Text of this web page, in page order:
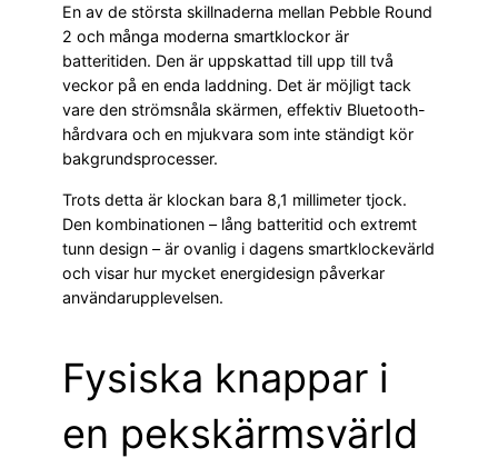
En av de största skillnaderna mellan Pebble Round
2 och många moderna smartklockor är
batteritiden. Den är uppskattad till upp till två
veckor på en enda laddning. Det är möjligt tack
vare den strömsnåla skärmen, effektiv Bluetooth-
hårdvara och en mjukvara som inte ständigt kör
bakgrundsprocesser.
Trots detta är klockan bara 8,1 millimeter tjock.
Den kombinationen – lång batteritid och extremt
tunn design – är ovanlig i dagens smartklockevärld
och visar hur mycket energidesign påverkar
användarupplevelsen.
Fysiska knappar i
en pekskärmsvärld